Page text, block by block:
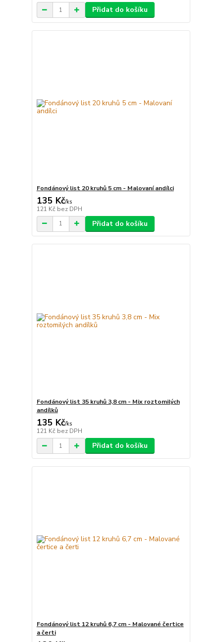
Přidat do košíku
Fondánový list 20 kruhů 5 cm - Malovaní andílci
135 Kč/ks
121 Kč bez DPH
Přidat do košíku
Fondánový list 35 kruhů 3,8 cm - Mix roztomilých
andílků
135 Kč/ks
121 Kč bez DPH
Přidat do košíku
Fondánový list 12 kruhů 6,7 cm - Malované čertice
a čerti